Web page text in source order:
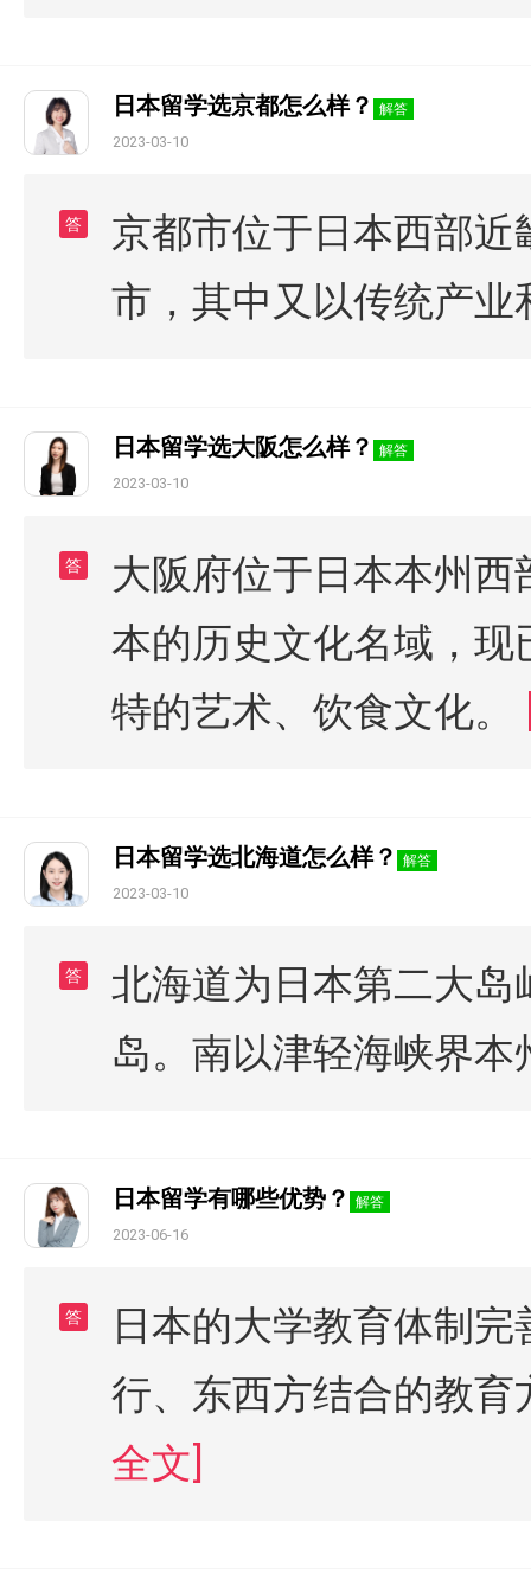
日本留学选京都怎么样？ 解答
2023-03-10
答
京都市位于日本西部
市，其中又以传统产业
日本留学选大阪怎么样？ 解答
2023-03-10
答
大阪府位于日本本州
本的历史文化名域，
特的艺术、饮食文化。
日本留学选北海道怎么样？ 解答
2023-03-10
答
北海道为日本第二大
岛。南以津轻海峡界
日本留学有哪些优势？ 解答
2023-06-16
答
日本的大学教育体制
行、东西方结合的教
全文]